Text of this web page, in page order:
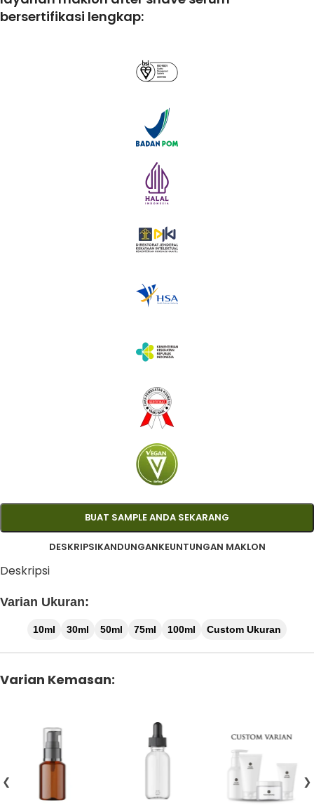
bersertifikasi lengkap:
BUAT SAMPLE ANDA SEKARANG
DESKRIPSIKANDUNGANKEUNTUNGAN MAKLON
Deskripsi
Varian Ukuran:
10ml 30ml 50ml 75ml 100ml Custom Ukuran
Varian Kemasan:
❮ ❯